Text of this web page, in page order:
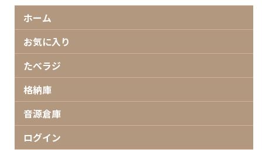
ホーム
お気に入り
たべラジ
格納庫
音源倉庫
ログイン